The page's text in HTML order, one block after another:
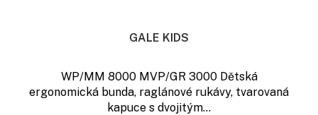
GALE KIDS
WP/MM 8000 MVP/GR 3000 Dětská
ergonomická bunda, raglánové rukávy, tvarovaná
kapuce s dvojitým...